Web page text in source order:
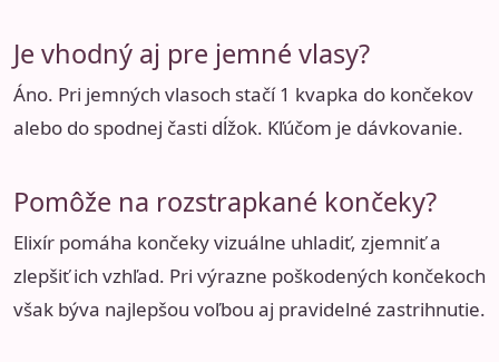
Je vhodný aj pre jemné vlasy?
Áno. Pri jemných vlasoch stačí 1 kvapka do končekov
alebo do spodnej časti dĺžok. Kľúčom je dávkovanie.
Pomôže na rozstrapkané končeky?
Elixír pomáha končeky vizuálne uhladiť, zjemniť a
zlepšiť ich vzhľad. Pri výrazne poškodených končekoch
však býva najlepšou voľbou aj pravidelné zastrihnutie.